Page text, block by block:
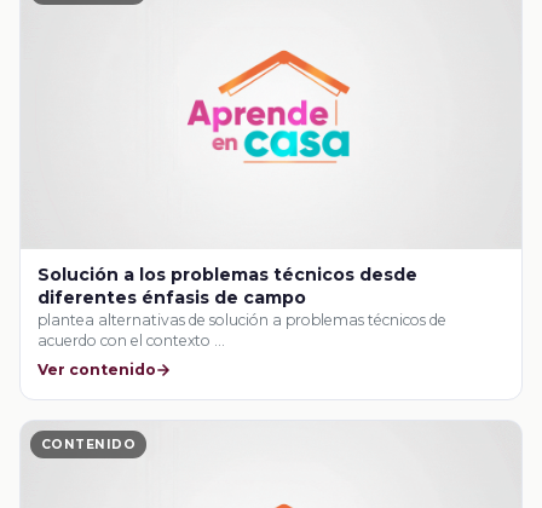
Solución a los problemas técnicos desde
diferentes énfasis de campo
plantea alternativas de solución a problemas técnicos de
acuerdo con el contexto …
Ver contenido
CONTENIDO